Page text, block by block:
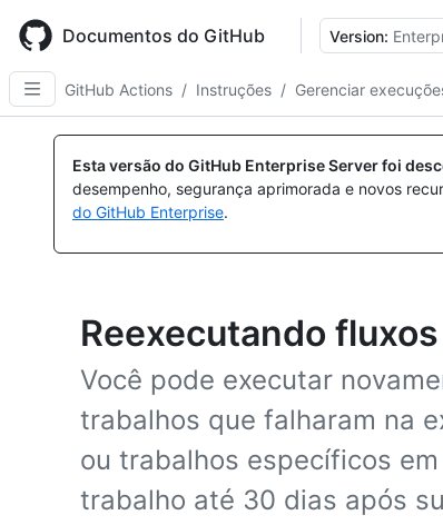
main
content
Documentos do GitHub Version:
GitHub Actions / Instruções / Gerenciar
Esta versão do GitHub Enterprise Server foi
desempenho, segurança aprimorada e novos
do GitHub Enterprise.
Reexecutando
Você pode executar
trabalhos que falharam na
ou trabalhos específicos
trabalho até 30 dias após